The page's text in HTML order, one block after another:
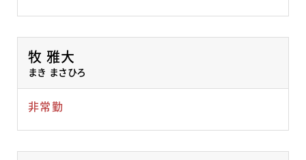
牧 雅大
まき まさひろ
非常勤